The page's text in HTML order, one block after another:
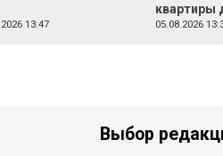
13:47
квартиры
05.08.2026
Выбор